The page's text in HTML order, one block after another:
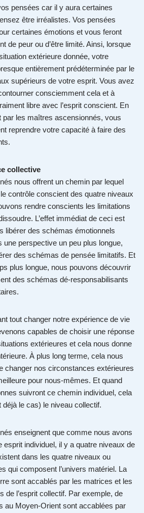
pensées car il y aura certaines
être irréalistes. Vos pensées
certaines émotions et vous feront
de peur ou d’être limité. Ainsi, lorsque
extérieure donnée, votre
entièrement prédéterminée par le
supérieurs de votre esprit. Vous avez
consciemment cela et à
libre avec l’esprit conscient. En
par les maîtres ascensionnés, vous
reprendre votre capacité à faire des
collective
nous offrent un chemin par lequel
contrôle conscient des quatre niveaux
rendre conscients les limitations
L’effet immédiat de ceci est
libérer des schémas émotionnels
perspective un peu plus longue,
des schémas de pensée limitatifs. Et
plus longue, nous pouvons découvrir
des schémas dé-responsabilisants
tout changer notre expérience de vie
capables de choisir une réponse
extérieures et cela nous donne
À plus long terme, cela nous
changer nos circonstances extérieures
pour nous-mêmes. Et quand
suivront ce chemin individuel, cela
déjà le cas) le niveau collectif.
enseignent que comme nous avons
esprit individuel, il y a quatre niveaux de
dans les quatre niveaux ou
qui composent l’univers matériel. La
sont accablés par les matrices et les
de l’esprit collectif. Par exemple, de
au Moyen-Orient sont accablées par